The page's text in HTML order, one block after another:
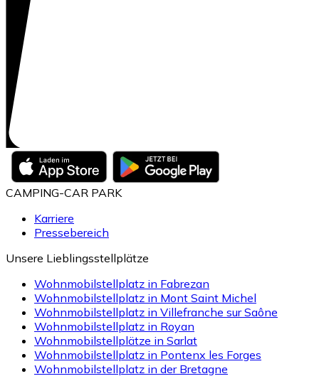
CAMPING-CAR PARK
Karriere
Pressebereich
Unsere Lieblingsstellplätze
Wohnmobilstellplatz in Fabrezan
Wohnmobilstellplatz in Mont Saint Michel
Wohnmobilstellplatz in Villefranche sur Saône
Wohnmobilstellplatz in Royan
Wohnmobilstellplätze in Sarlat
Wohnmobilstellplatz in Pontenx les Forges
Wohnmobilstellplatz in der Bretagne